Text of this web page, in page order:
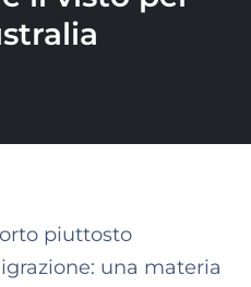
piuttosto
una materia